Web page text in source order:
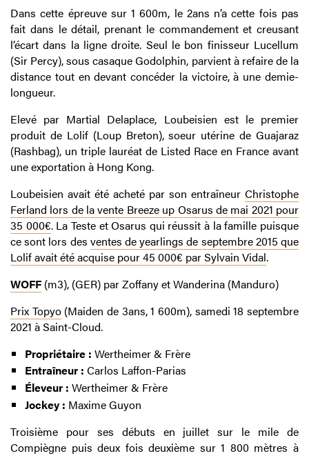
Dans cette épreuve sur 1 600m, le 2ans n’a cette fois pas
fait dans le détail, prenant le commandement et creusant
l’écart dans la ligne droite. Seul le bon finisseur Lucellum
(Sir Percy), sous casaque Godolphin, parvient à refaire de la
distance tout en devant concéder la victoire, à une demie-
longueur.
Elevé par Martial Delaplace, Loubeisien est le premier
produit de Lolif (Loup Breton), soeur utérine de Guajaraz
(Rashbag), un triple lauréat de Listed Race en France avant
une exportation à Hong Kong.
Loubeisien avait été acheté par son entraîneur Christophe
Ferland lors de la vente Breeze up Osarus de mai 2021 pour
35 000€. La Teste et Osarus qui réussit à la famille puisque
ce sont lors des ventes de yearlings de septembre 2015 que
Lolif avait été acquise pour 45 000€ par Sylvain Vidal.
WOFF (m3), (GER) par Zoffany et Wanderina (Manduro)
Prix Topyo(Maiden de 3ans, 1 600m), samedi 18 septembre
2021 à Saint-Cloud.
Propriétaire : Wertheimer & Frère
Entraîneur : Carlos Laffon-Parias
Éleveur : Wertheimer & Frère
Jockey : Maxime Guyon
Troisième pour ses débuts en juillet sur le mile de
Compiègne puis deux fois deuxième sur 1 800 mètres à